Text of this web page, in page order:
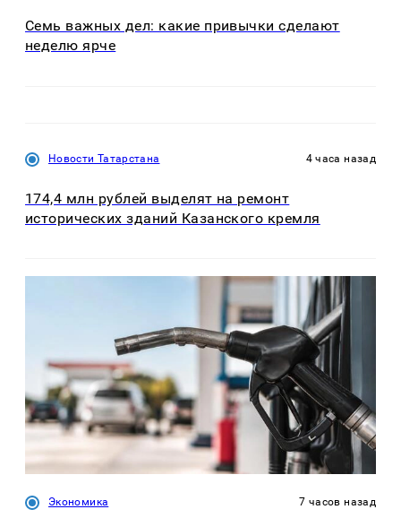
Семь важных дел: какие привычки сделают
неделю ярче
Новости Татарстана 4 часа назад
174,4 млн рублей выделят на ремонт
исторических зданий Казанского кремля
Экономика 7 часов назад